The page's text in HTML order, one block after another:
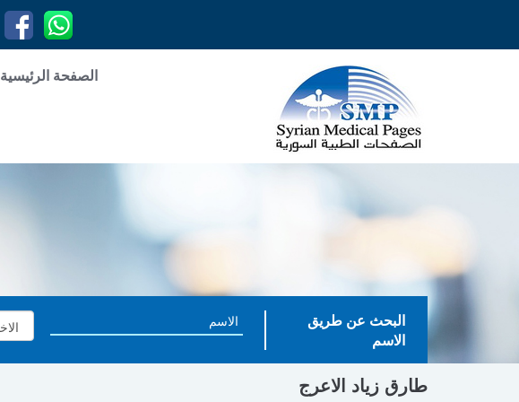
الصفحة الرئيسية
البحث عن طريق
الاسم
طارق زياد الاعرج